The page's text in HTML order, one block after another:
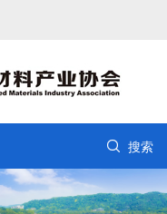
 搜索